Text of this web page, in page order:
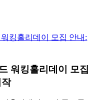
워킹홀리데이 모집
작